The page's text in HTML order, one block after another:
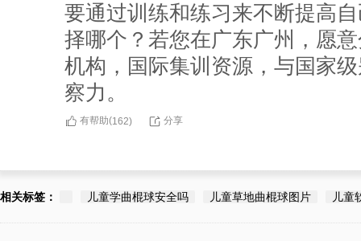
要通过训练和练习来不断提高
择哪个？若您在广东广州，愿
机构，国际集训资源，与国家
察力。
有帮助(162) 分享
相关标签： 儿童学曲棍球安全吗 儿童草地曲棍球图片 儿童